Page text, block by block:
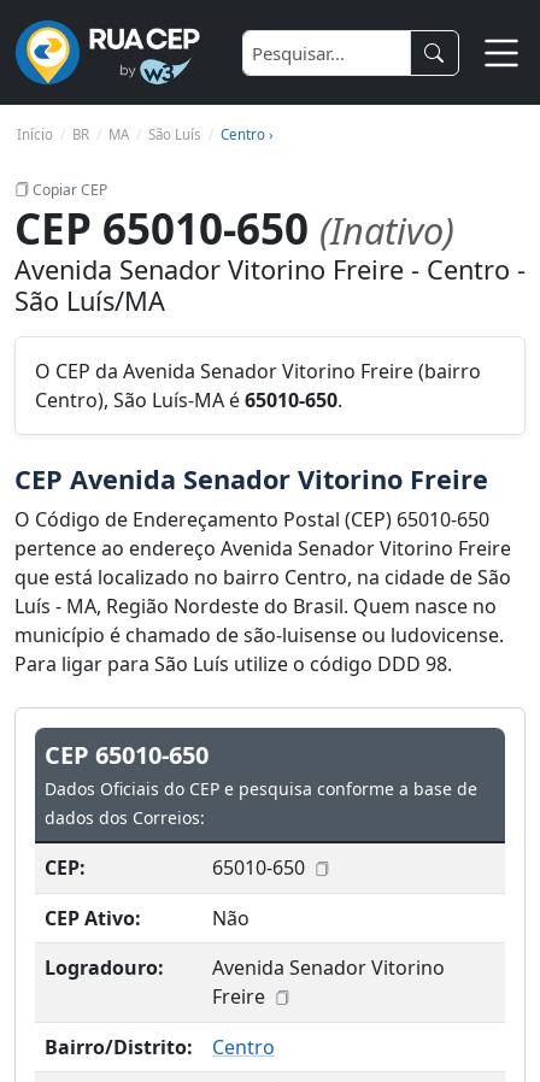
Início BR MA São Luís Centro ›
Copiar CEP
CEP 65010-650 (Inativo)
Avenida Senador Vitorino Freire - Centro -
São Luís/MA
O CEP da Avenida Senador Vitorino Freire (bairro
Centro), São Luís-MA é65010-650.
CEP Avenida Senador Vitorino Freire
O Código de Endereçamento Postal (CEP) 65010-650
pertence ao endereço Avenida Senador Vitorino Freire
que está localizado no bairro Centro, na cidade de São
Luís - MA, Região Nordeste do Brasil. Quem nasce no
município é chamado de são-luisense ou ludovicense.
Para ligar para São Luís utilize o código DDD 98.
CEP 65010-650
Dados Oficiais do CEP e pesquisa conforme a base de
dados dos Correios:
CEP:
65010-650
CEP Ativo:
Não
Logradouro:
Avenida Senador Vitorino
Freire
Bairro/Distrito:
Centro